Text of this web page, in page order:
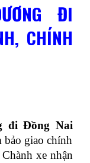
ĐI
CHÍNH
đi Đồng Nai
bảo giao chính
xe nhận